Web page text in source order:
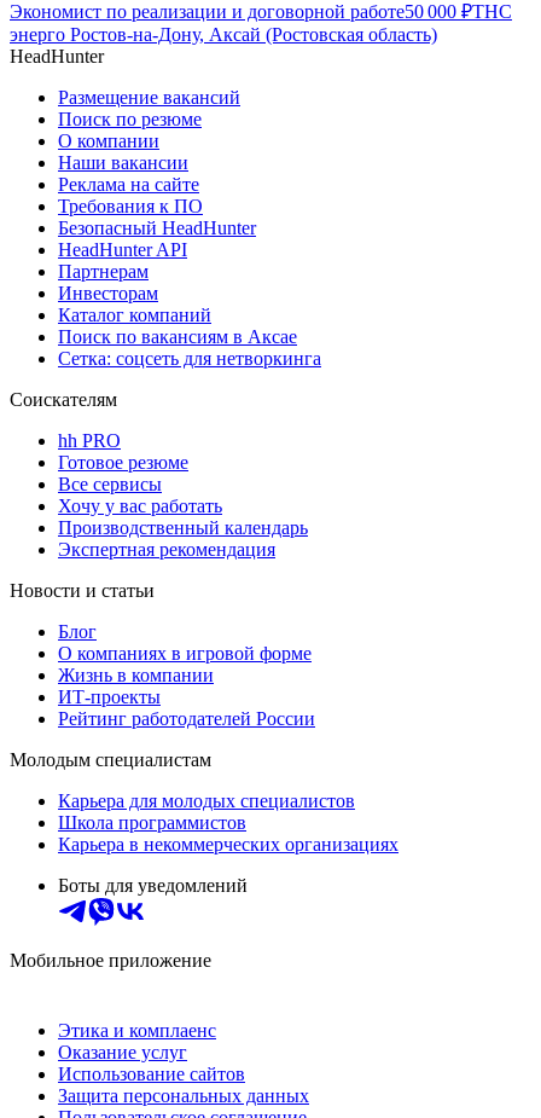
Экономист по реализации и договорной работе50 000 ₽ТНС
энерго Ростов-на-Дону, Аксай (Ростовская область)
HeadHunter
Размещение вакансий
Поиск по резюме
О компании
Наши вакансии
Реклама на сайте
Требования к ПО
Безопасный HeadHunter
HeadHunter API
Партнерам
Инвесторам
Каталог компаний
Поиск по вакансиям в Аксае
Сетка: соцсеть для нетворкинга
Соискателям
hh PRO
Готовое резюме
Все сервисы
Хочу у вас работать
Производственный календарь
Экспертная рекомендация
Новости и статьи
Блог
О компаниях в игровой форме
Жизнь в компании
ИТ-проекты
Рейтинг работодателей России
Молодым специалистам
Карьера для молодых специалистов
Школа программистов
Карьера в некоммерческих организациях
Боты для уведомлений
Мобильное приложение
Этика и комплаенс
Оказание услуг
Использование сайтов
Защита персональных данных